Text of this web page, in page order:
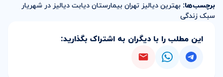
برچسب‌ها: بهترین دیالیز تهران بیمارستان دیابت دیالیز در شهریار
سبک زندگی
این مطلب را با دیگران به اشتراک بگذارید: